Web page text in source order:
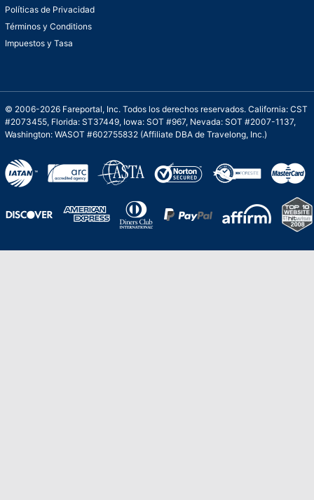
Políticas de Privacidad
Términos y Conditions
Impuestos y Tasa
© 2006-2026 Fareportal, Inc. Todos los derechos reservados. California: CST
#2073455, Florida: ST37449, Iowa: SOT #967, Nevada: SOT #2007-1137,
Washington: WASOT #602755832 (Affiliate DBA de Travelong, Inc.)